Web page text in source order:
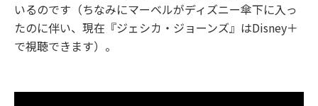
いるのです（ちなみにマーベルがディズニー傘下に入っ
たのに伴い、現在『ジェシカ・ジョーンズ』はDisney＋
で視聴できます）。